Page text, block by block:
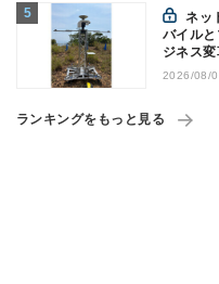
ネットワーク進化論 - モ
バイル
ジネス
ンクが
2026/08/
ランキングをもっと見る